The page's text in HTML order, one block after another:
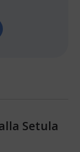
Setula